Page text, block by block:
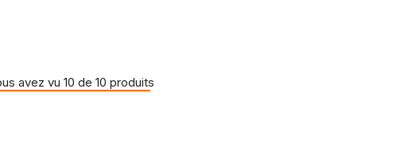
avez vu 10 de 10 produits